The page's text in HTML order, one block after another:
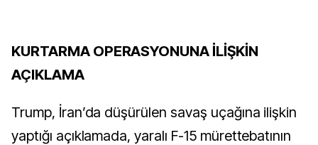
KURTARMA OPERASYONUNA İLİŞKİN
AÇIKLAMA
Trump, İran’da düşürülen savaş uçağına ilişkin
yaptığı açıklamada, yaralı F-15 mürettebatının